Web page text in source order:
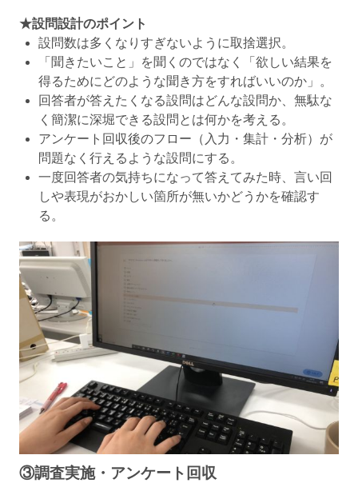
★設問設計のポイント
設問数は多くなりすぎないように取捨選択。
「聞きたいこと」を聞くのではなく「欲しい結果を
得るためにどのような聞き方をすればいいのか」。
回答者が答えたくなる設問はどんな設問か、無駄な
く簡潔に深堀できる設問とは何かを考える。
アンケート回収後のフロー（入力・集計・分析）が
問題なく行えるような設問にする。
一度回答者の気持ちになって答えてみた時、言い回
しや表現がおかしい箇所が無いかどうかを確認す
る。
③調査実施・アンケート回収